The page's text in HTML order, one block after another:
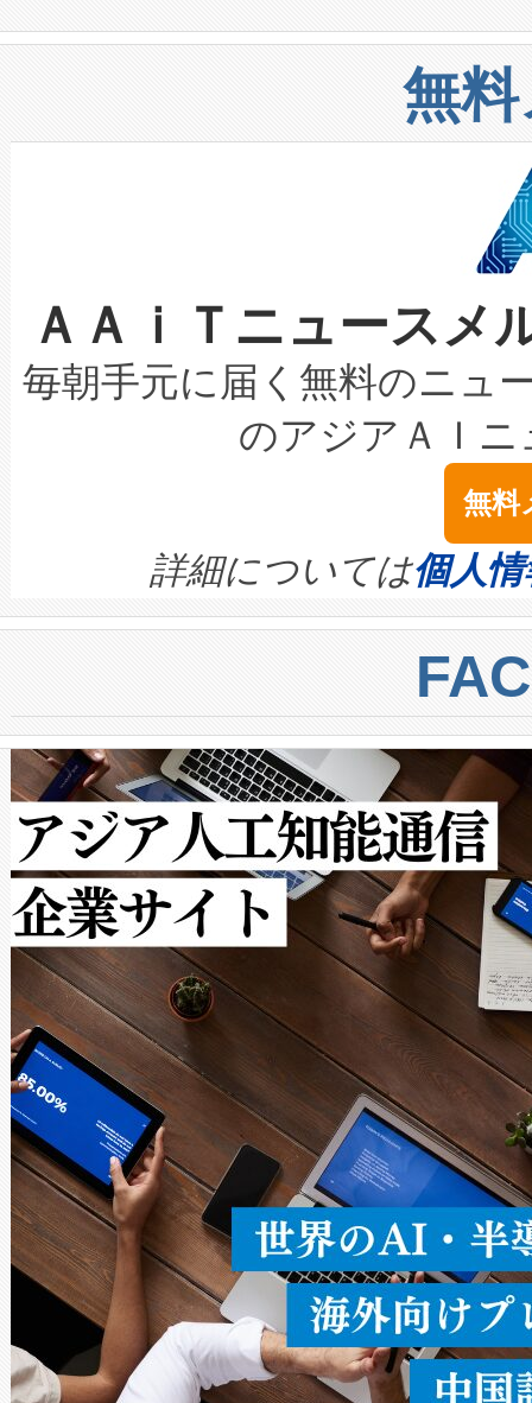
構造化トレーニングカリキュ
上げおよび商用化段階におけ
設備整備および立ち上げ調整
加組織は、Enzeneのバイオ
選定された製品について、自
取得できる可能性もあります
設には、3億～4億ドルかか
最高経営責任者（CEO）であ
す。「当社のfully-connected
ームを利用すれば、6,000万
きます。この効率性は、フェ
安全性を追跡し、確保する事
増加しているデータセンター
る電力網に大きな負担をかけ
事業者の負担軽減という課題
系統連系を迅速にし、ピーク
限を超えて利用可能な電力容
持できるよう貢献します。こ
ービスレベル契約（SLA）違
テリー性能の劣化によるダウ
念は、現在データセンターが
ます。 Voltaiq provides a
quality and reliability for AI
BESS stack to ensure battery
centers. Voltaiqは、ai&のAI
からシステム統合、試運転、
クルの各段階のデータを監視
[…]
や穀物倉庫におけるバルク材
リューション「Avia 2」を発
したAvia 2は、1,000メート
狭視野のFOVを切り替えるこ
ケーブル、枝などの細かな対
なレーザースポットにより、
な環境下でも豊かなディテー
キロメートル範囲を検出
LiDAR for Inspections,
は1535 nmレーザーを搭載。
イズの小径化を実現すること
す。ノーマルモードでは、
ートル先まで検出でき、これ
トに対して約600メートルに
では、反射率10％のターゲッ
で向上し、最大検知距離は
ットだけで最大1キロメート
ルの変電所周囲を監視でき、
作業と点群処理を簡素化でき
Avia 2は、2種類のFOVオプシ
× 80°のノーマルモード、長
ードを切り替えて使用するこ
ることなく、単一のデバイス
うにします。遠距離まで届く
密度なスキャ […]
無
ＡＡｉＴニュース
毎朝手元に届く無料のニュ
のアジアＡＩ
無料
詳細については個人